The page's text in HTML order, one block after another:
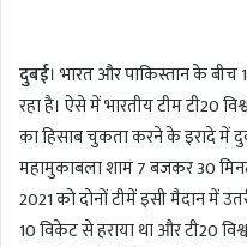
d
a
n
e
m
दुबई। भारत और पाकिस्तान के
रहा है। ऐसे में भारतीय टीम टी20
का हिसाब चुकता करने के इरादे में
महामुकाबला शाम 7 बजकर 30
2021 को दोनों टीमें इसी मैदान में
10 विकेट से हराया था और टी20